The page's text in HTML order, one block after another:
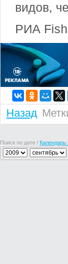
видов,
РИА
Назад
Поиск по дате / Календарь